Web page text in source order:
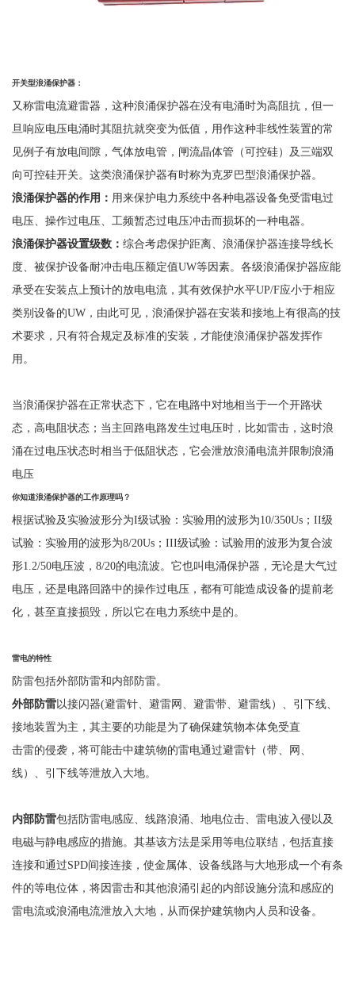
开关型浪涌保护器：
又称雷电流避雷器， 这种浪涌保护器在没有电涌时为高阻抗，但一
旦响应电压电涌时其阻抗就突变为低值，用作这种非线性装置的常
见例子有放电间隙，气体放电管，闸流晶体管（可控硅）及三端双
向可控硅开关。这类浪涌保护器有时称为克罗巴型浪涌保护器。
浪涌保护器的作用 ： 用来保护电力系统中各种电器设备免受雷电过
电压、操作过电压、工频暂态过电压冲击而损坏的一种电器。
浪涌保护器设置级数： 综合考虑保护距离、浪涌保护器连接导线长
度、被保护设备耐冲击电压额定值UW等因素。各级浪涌保护器应能
承受在安装点上预计的放电电流，其有效保护水平UP/F应小于相应
类别设备的UW， 由此可见，浪涌保护器在安装和接地上有很高的技
术要求，只有符合规定及标准的安装，才能使浪涌保护器发挥作
用。
当浪涌保护器在正常状态下，它在电路中对地相当于一个开路状
态，高电阻状态；当主回路电路发生过电压时，比如雷击，这时浪
涌在过电压状态时相当于低阻状态，它会泄放浪涌电流并限制浪涌
电压
你知道浪涌保护器的工作原理吗？
根据试验及实验波形分为I级试验：实验用的波形为10/350Us；II级
试验：实验用的波形为8/20Us；III级试验：试验用的波形为复合波
形1.2/50电压波，8/20的电流波。它也叫电涌保护器，无论是大气过
电压，还是电路回路中的操作过电压，都有可能造成设备的提前老
化，甚至直接损毁，所以它在电力系统中是的。
雷电的特性
防雷包括外部防雷和内部防雷。
外部防雷以接闪器(避雷针、避雷网、避雷带、避雷线）、引下线、
接地装置为主，其主要的功能是为了确保建筑物本体免受直
击雷的侵袭，将可能击中建筑物的雷电通过避雷针（带、网、
线）、引下线等泄放入大地。
内部防雷包括防雷电感应、线路浪涌、地电位击、雷电波入侵以及
电磁与静电感应的措施。其基该方法是采用等电位联结，包括直接
连接和通过SPD间接连接，使金属体、设备线路与大地形成一个有条
件的等电位体，将因雷击和其他浪涌引起的内部设施分流和感应的
雷电流或浪涌电流泄放入大地，从而保护建筑物内人员和设备。